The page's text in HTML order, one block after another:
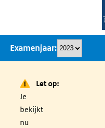
naar
inhoud
Examenjaar
Let op:
Je
bekijkt
nu